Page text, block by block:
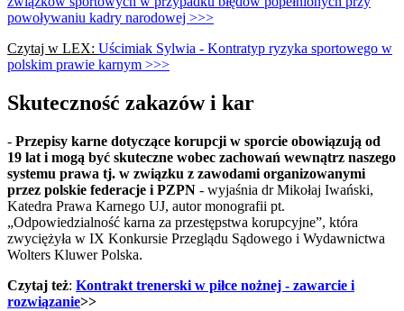
powoływaniu kadry narodowej >>>
Czytaj w LEX: Uścimiak Sylwia - Kontratyp ryzyka sportowego w
polskim prawie karnym >>>
Skuteczność zakazów i kar
- Przepisy karne dotyczące korupcji w sporcie obowiązują od
19 lat i mogą być skuteczne wobec zachowań wewnątrz naszego
systemu prawa tj. w związku z zawodami organizowanymi
przez polskie federacje i PZPN - wyjaśnia dr Mikołaj Iwański,
Katedra Prawa Karnego UJ, autor monografii pt.
„Odpowiedzialność karna za przestępstwa korupcyjne”, która
zwyciężyła w IX Konkursie Przeglądu Sądowego i Wydawnictwa
Wolters Kluwer Polska.
Czytaj też: Kontrakt trenerski w piłce nożnej - zawarcie i
rozwiązanie>>